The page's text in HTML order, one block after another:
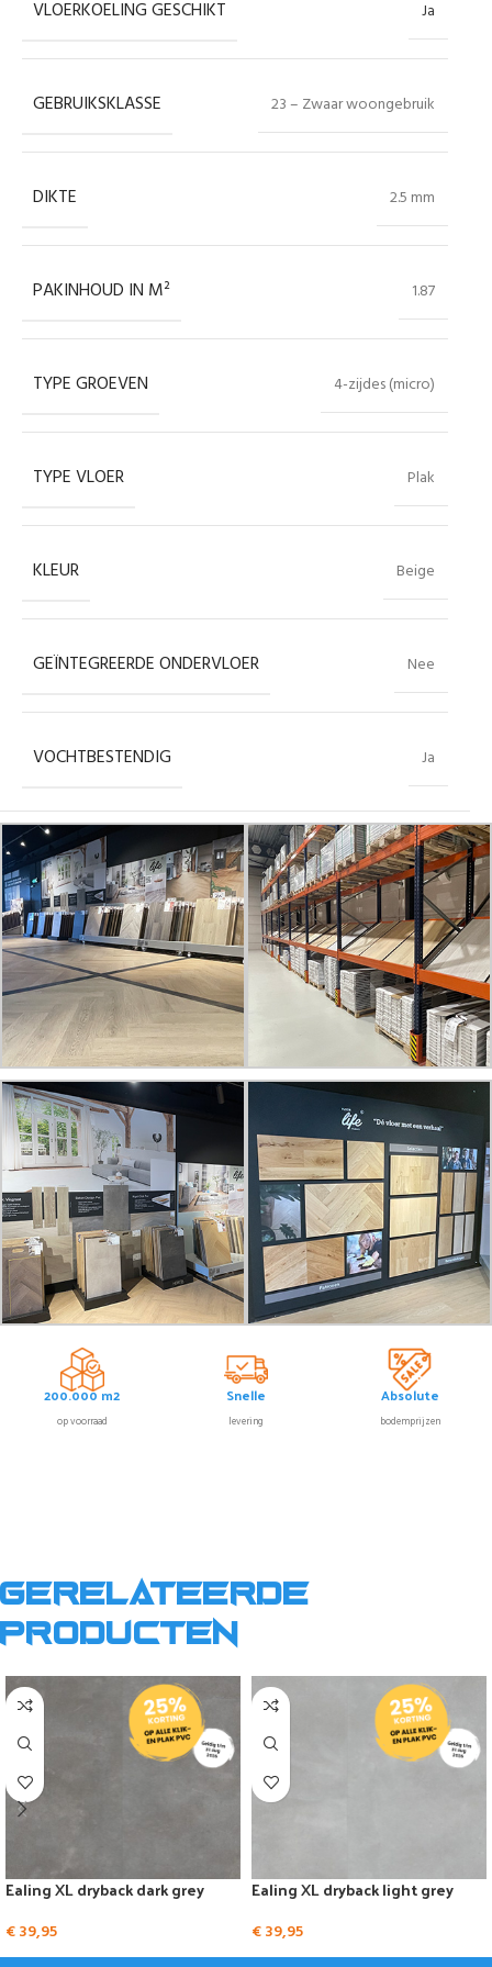
VLOERKOELING GESCHIKT Ja
GEBRUIKSKLASSE 23 – Zwaar woongebruik
DIKTE 2.5 mm
PAKINHOUD IN M² 1.87
TYPE GROEVEN 4-zijdes (micro)
TYPE VLOER Plak
KLEUR Beige
GEÏNTEGREERDE ONDERVLOER Nee
VOCHTBESTENDIG Ja
200.000 m2
op voorraad
Snelle
levering
Absolute
bodemprijzen
Gerelateerde
producten
Ealing XL dryback dark grey
€39,95
Ealing XL dryback light grey
€39,95